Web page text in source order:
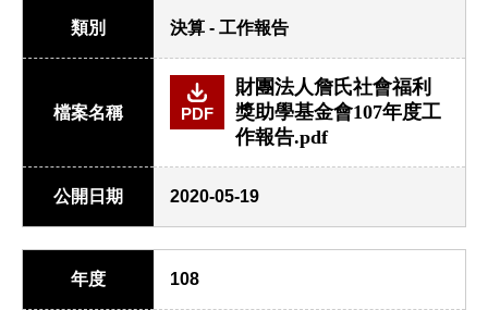
類別 決算 - 工作報告
檔案名稱 PDF
財團法人詹氏社會福利
獎助學基金會107年度工
作報告.pdf
公開日期 2020-05-19
年度 108